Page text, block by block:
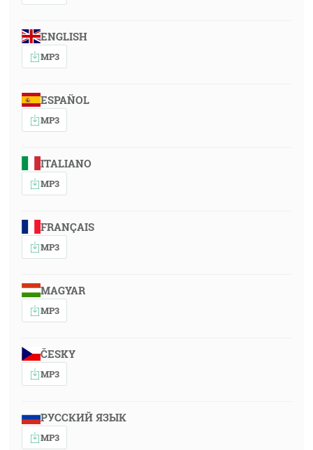
ENGLISH
MP3
ESPAÑOL
MP3
ITALIANO
MP3
FRANÇAIS
MP3
MAGYAR
MP3
ČESKY
MP3
РУССКИЙ ЯЗЫК
MP3